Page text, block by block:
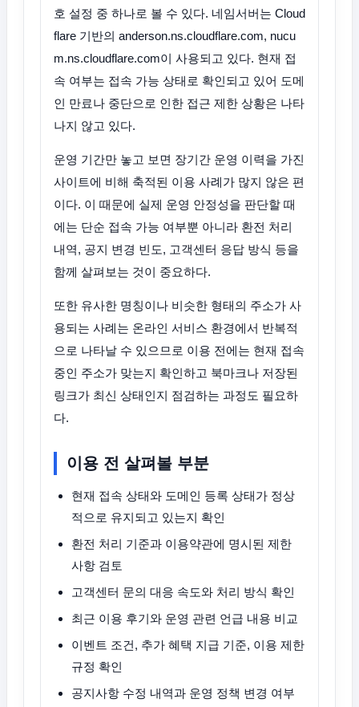
호 설정 중 하나로 볼 수 있다. 네임서버는 Cloud
flare 기반의 anderson.ns.cloudflare.com, nucu
m.ns.cloudflare.com이 사용되고 있다. 현재 접
속 여부는 접속 가능 상태로 확인되고 있어 도메
인 만료나 중단으로 인한 접근 제한 상황은 나타
나지 않고 있다.
운영 기간만 놓고 보면 장기간 운영 이력을 가진
사이트에 비해 축적된 이용 사례가 많지 않은 편
이다. 이 때문에 실제 운영 안정성을 판단할 때
에는 단순 접속 가능 여부뿐 아니라 환전 처리
내역, 공지 변경 빈도, 고객센터 응답 방식 등을
함께 살펴보는 것이 중요하다.
또한 유사한 명칭이나 비슷한 형태의 주소가 사
용되는 사례는 온라인 서비스 환경에서 반복적
으로 나타날 수 있으므로 이용 전에는 현재 접속
중인 주소가 맞는지 확인하고 북마크나 저장된
링크가 최신 상태인지 점검하는 과정도 필요하
다.
이용 전 살펴볼 부분
현재 접속 상태와 도메인 등록 상태가 정상
적으로 유지되고 있는지 확인
환전 처리 기준과 이용약관에 명시된 제한
사항 검토
고객센터 문의 대응 속도와 처리 방식 확인
최근 이용 후기와 운영 관련 언급 내용 비교
이벤트 조건, 추가 혜택 지급 기준, 이용 제한
규정 확인
공지사항 수정 내역과 운영 정책 변경 여부